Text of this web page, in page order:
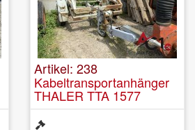
Artikel: 238
Kabeltransportanhänger
THALER TTA 1577